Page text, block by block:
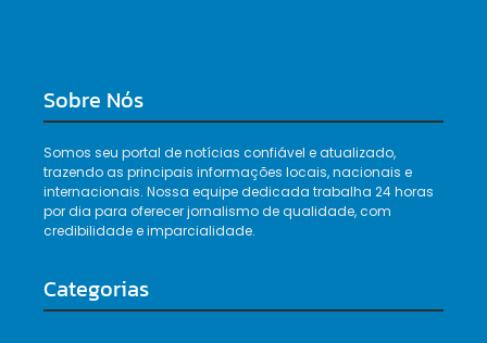
Sobre Nós
Somos seu portal de notícias confiável e atualizado,
trazendo as principais informações locais, nacionais e
internacionais. Nossa equipe dedicada trabalha 24 horas
por dia para oferecer jornalismo de qualidade, com
credibilidade e imparcialidade.
Categorias